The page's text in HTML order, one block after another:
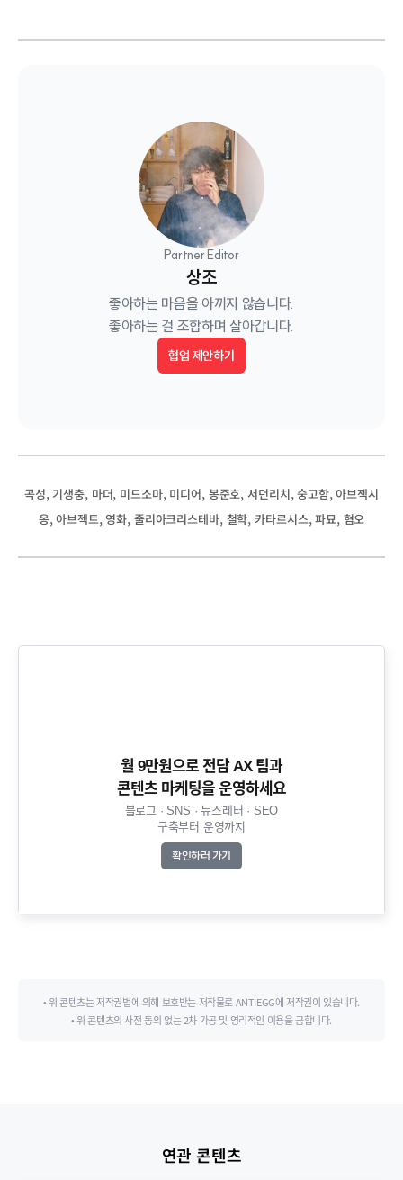
Partner Editor
상조
좋아하는 마음을 아끼지 않습니다.
좋아하는 걸 조합하며 살아갑니다.
협업 제안하기
곡성, 기생충, 마더, 미드소마, 미디어, 봉준호, 서던리치, 숭고함, 아브젝시
옹, 아브젝트, 영화, 줄리아크리스테바, 철학, 카타르시스, 파묘, 혐오
월 9만원으로 전담 AX 팀과
콘텐츠 마케팅을 운영하세요​
블로그 · SNS · 뉴스레터 · SEO
구축부터 운영까지​
확인하러 가기
• 위 콘텐츠는 저작권법에 의해 보호받는 저작물로 ANTIEGG에 저작권이 있습니다.
• 위 콘텐츠의 사전 동의 없는 2차 가공 및 영리적인 이용을 금합니다.
연관 콘텐츠